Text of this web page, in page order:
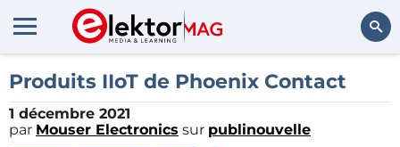
Rechercher
Produits IIoT de Phoenix Contact
1 décembre 2021
par Mouser Electronics sur publinouvelle